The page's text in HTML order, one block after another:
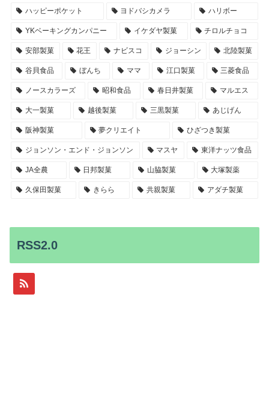
ハッピーポケット ヨドバシカメラ ハリボー
YKベーキングカンパニー イケダヤ製菓 チロルチョコ
安部製菓 花王 ナビスコ ジョーシン 北陸製菓
谷貝食品 ぼんち ママ 江口製菓 三菱食品
ノースカラーズ 昭和食品 春日井製菓 マルエス
大一製菓 越後製菓 三黒製菓 あじげん
阪神製菓 夢クリエイト ひざつき製菓
ジョンソン・エンド・ジョンソン マスヤ 東洋ナッツ食品
JA全農 日邦製菓 山脇製菓 大塚製薬
久保田製菓 きらら 共親製菓 アダチ製菓
RSS2.0